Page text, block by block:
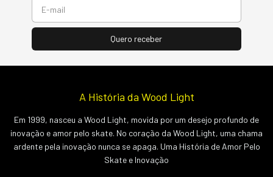
A História da Wood Light
Em 1999, nasceu a Wood Light, movida por um desejo profundo de
inovação e amor pelo skate. No coração da Wood Light, uma chama
ardente pela inovação nunca se apaga. Uma História de Amor Pelo
Skate e Inovação